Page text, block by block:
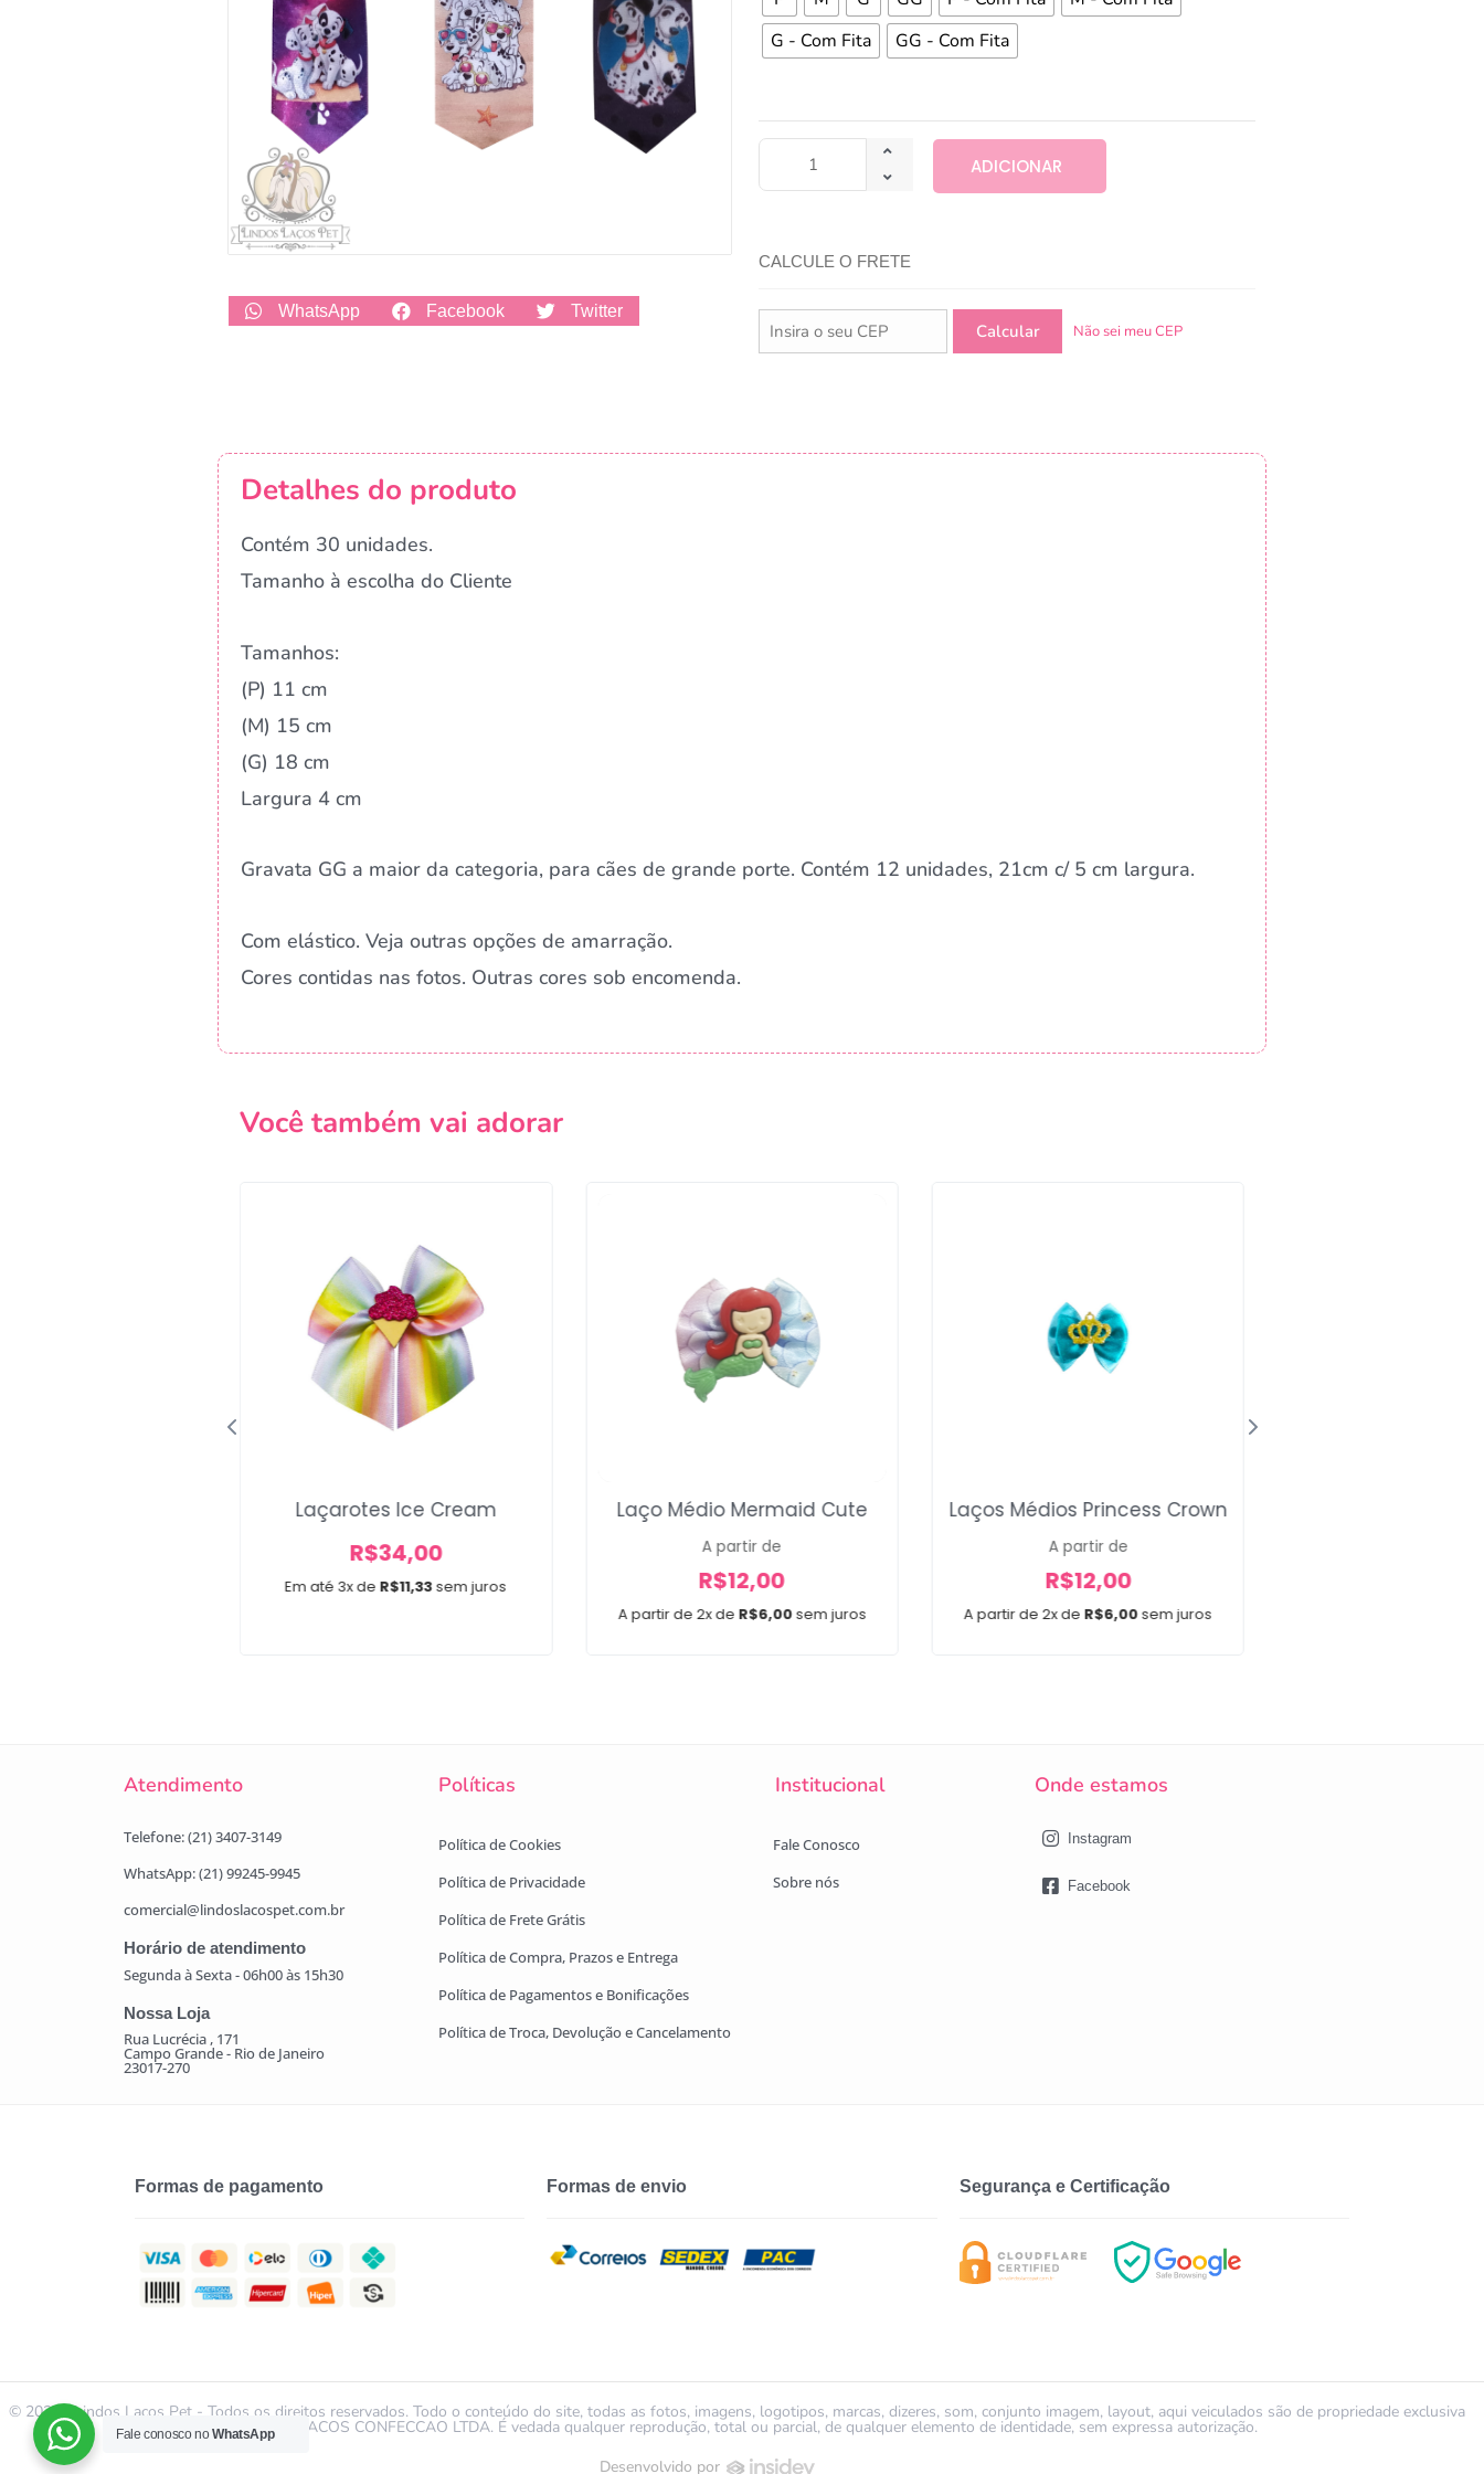
WhatsApp Facebook Twitter
G - Com Fita
GG - Com Fita
ADICIONAR
CALCULE O FRETE
Não sei meu CEP
Detalhes do produto
Contém 30 unidades.
Tamanho à escolha do Cliente
Tamanhos:
(P) 11 cm
(M) 15 cm
(G) 18 cm
Largura 4 cm
Gravata GG a maior da categoria, para cães de grande porte. Contém 12 unidades, 21cm c/ 5 cm largura.
Com elástico. Veja outras opções de amarração.
Cores contidas nas fotos. Outras cores sob encomenda.
Você também vai adorar
Em até 3x deR$11,33sem juros
Laçarotes Ice Cream
R$34,00
A partir de 2x de R$6,00sem juros
Laço Médio Mermaid Cute
A partir de
R$12,00
A partir de 2x de R$6,00sem juros
Laços Médios Princess Crown
A partir de
R$12,00
Atendimento Políticas Institucional Onde estamos
Telefone: (21) 3407-3149
WhatsApp: (21) 99245-9945
comercial@lindoslacospet.com.br
Horário de atendimento
Segunda à Sexta - 06h00 às 15h30
Nossa Loja
Rua Lucrécia , 171
Campo Grande - Rio de Janeiro
23017-270
Política de Cookies
Política de Privacidade
Política de Frete Grátis
Política de Compra, Prazos e Entrega
Política de Pagamentos e Bonificações
Política de Troca, Devolução e Cancelamento
Fale Conosco
Sobre nós
Instagram
Facebook
Formas de pagamento Formas de envio Segurança e Certificação
© 2021 | Lindos Laços Pet - Todos os direitos reservados. Todo o conteúdo do site, todas as fotos, imagens, logotipos, marcas, dizeres, som, conjunto imagem, layout, aqui veiculados são de propriedade exclusiva
da LINDOS LACOS CONFECCAO LTDA. É vedada qualquer reprodução, total ou parcial, de qualquer elemento de identidade, sem expressa autorização.
Desenvolvido por
Campanha lançada com sucesso!
Fale conosco noWhatsApp